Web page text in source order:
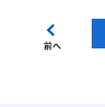
前へ